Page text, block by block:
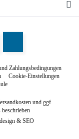
Zahlungsbedingungen
Cookie-Einstellungen
und ggf.
& SEO